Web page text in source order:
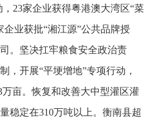
23家企业获得粤港澳大湾区“菜
业获批“湘江源”公共品牌授
。坚决扛牢粮食安全政治责
，开展“平埂增地”专项行动，
亩。恢复和改善大中型灌区灌
稳定在310万吨以上。衡南县超